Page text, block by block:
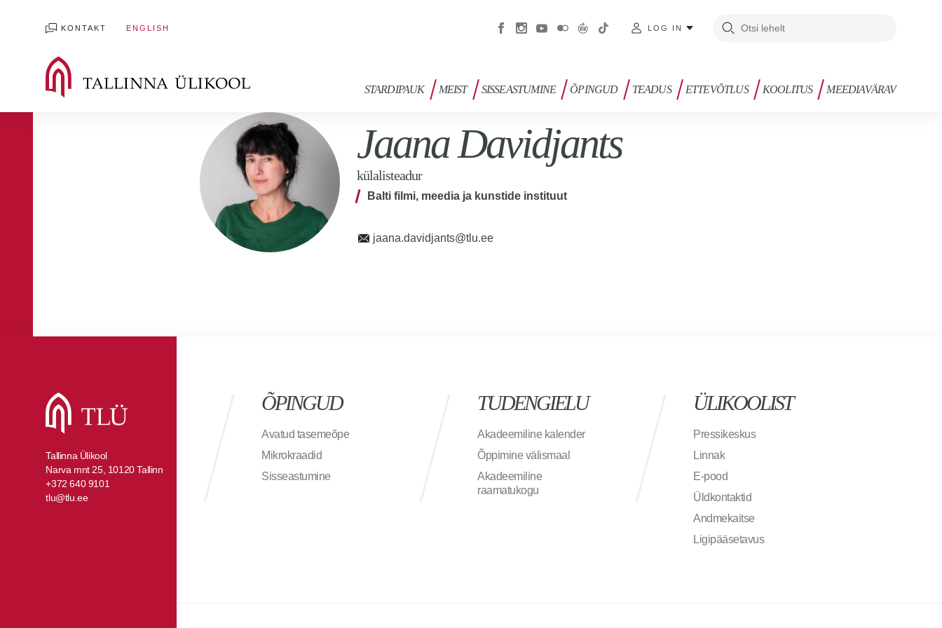
KONTAKT ENGLISH LOG IN
STARDIPAUK MEIST SISSEASTUMINE ÕPINGUD TEADUS ETTEVÕTLUS KOOLITUS MEEDIAVÄRAV
Jaana Davidjants
külalisteadur
Balti filmi, meedia ja kunstide instituut
jaana.davidjants@tlu.ee
Tallinna Ülikool
Narva mnt 25, 10120 Tallinn
+372 640 9101
tlu@tlu.ee
ÕPINGUD
Avatud tasemeõpe
Mikrokraadid
Sisseastumine
TUDENGIELU
Akadeemiline kalender
Õppimine välismaal
Akadeemiline
raamatukogu
ÜLIKOOLIST
Pressikeskus
Linnak
E-pood
Üldkontaktid
Andmekaitse
Ligipääsetavus